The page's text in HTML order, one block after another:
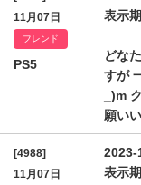
11月07日
フレンド
PS5
表示
どな
すが
_)m
願い
[4988]
11月07日
2023-
表示